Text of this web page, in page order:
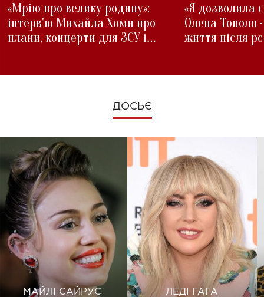
«Мрію про велику родину»:
інтерв'ю Михайла Хоми про
плани, концерти для ЗСУ і
«Я дозволила
Олена Тополя
життя після
ДОСЬЄ
МАЙЛІ САЙРУС ЛЕДІ ГАГА